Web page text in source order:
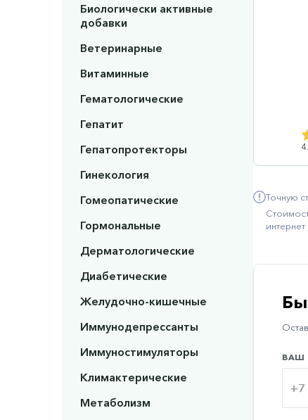
Биологически активные
добавки
Ветеринарные
Витаминные
Гематологические
Гепатит
Гепатопротекторы
Гинекология
Гомеопатические
Гормональные
Дерматологические
Диабетические
Желудочно-кишечные
Иммунодепрессанты
Иммуностимуляторы
Климактерические
Метаболизм
Точную
ВАШ